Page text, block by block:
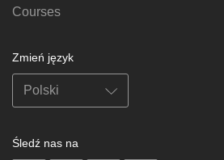
Courses
Zmień język
Śledź nas na